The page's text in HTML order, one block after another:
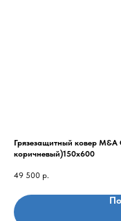
Грязезащитный ковер
коричневый)150x600
49 500 р.